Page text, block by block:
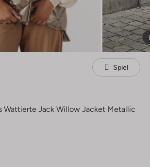
Spiel
Wattierte Jack Willow Jacket Metallic